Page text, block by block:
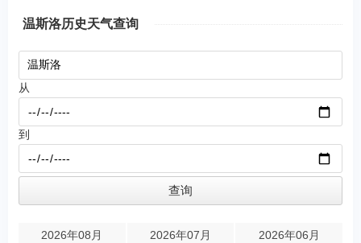
温斯洛历史天气查询
从
到
2026年08月 2026年07月
2026年06月